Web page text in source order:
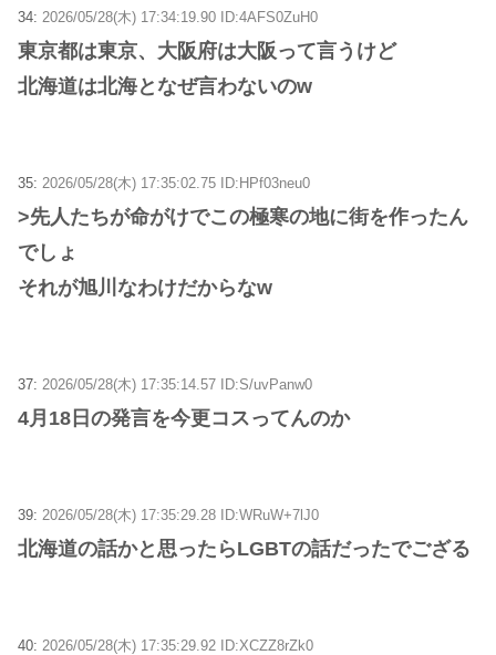
34: 2026/05/28(木) 17:34:19.90 ID:4AFS0ZuH0
東京都は東京、大阪府は大阪って言うけど
北海道は北海となぜ言わないのw
35: 2026/05/28(木) 17:35:02.75 ID:HPf03neu0
>先人たちが命がけでこの極寒の地に街を作ったん
でしょ
それが旭川なわけだからなw
37: 2026/05/28(木) 17:35:14.57 ID:S/uvPanw0
4月18日の発言を今更コスってんのか
39: 2026/05/28(木) 17:35:29.28 ID:WRuW+7lJ0
北海道の話かと思ったらLGBTの話だったでござる
40: 2026/05/28(木) 17:35:29.92 ID:XCZZ8rZk0